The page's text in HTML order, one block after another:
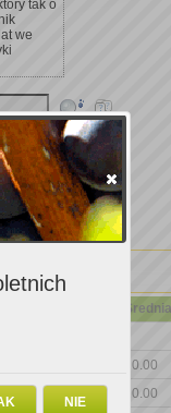
tak o
we
10.00
10.00
NIE